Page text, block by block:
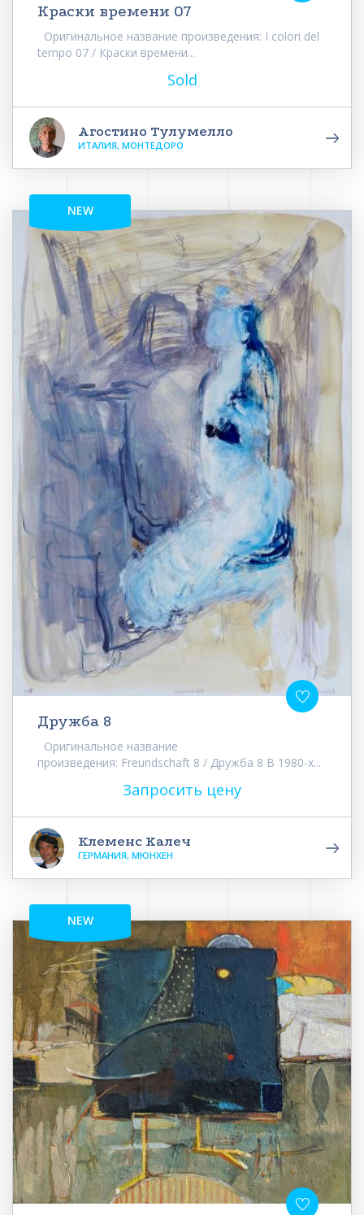
Краски времени 07
Оригинальное название произведения: I colori del
tempo 07 / Краски времени...
Sold
Агостино Тулумелло
ИТАЛИЯ, МОНТЕДОРО
NEW
Дружба 8
Оригинальное название
произведения: Freundschaft 8 / Дружба 8 В 1980-х...
Запросить цену
Клеменс Калеч
ГЕРМАНИЯ, МЮНХЕН
NEW